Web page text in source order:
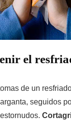
el
de un
seguidos